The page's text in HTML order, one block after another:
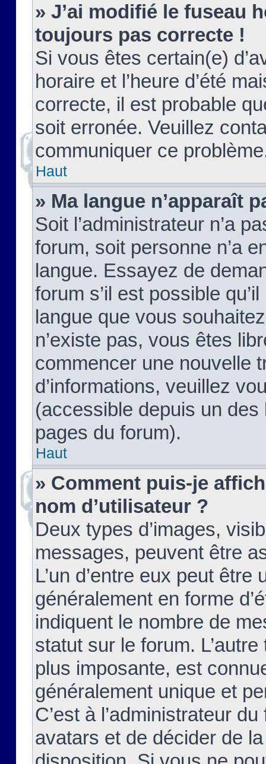
» J’ai modifié le fuseau
toujours pas correcte !
Si vous êtes certain(e)
horaire et l’heure d’été
correcte, il est probable
soit erronée. Veuillez
communiquer ce
Haut
» Ma langue n’apparaît
Soit l’administrateur n’a
forum, soit personne n’a
langue. Essayez de
forum s’il est possible
langue que vous
n’existe pas, vous êtes
commencer une nouvelle
d’informations, veuillez
(accessible depuis un
pages du forum).
Haut
» Comment puis-je
nom d’utilisateur ?
Deux types d’images,
messages, peuvent être
L’un d’entre eux peut
généralement en forme
indiquent le nombre de
statut sur le forum.
plus imposante, est
généralement unique et
C’est à l’administrateur
avatars et de décider de